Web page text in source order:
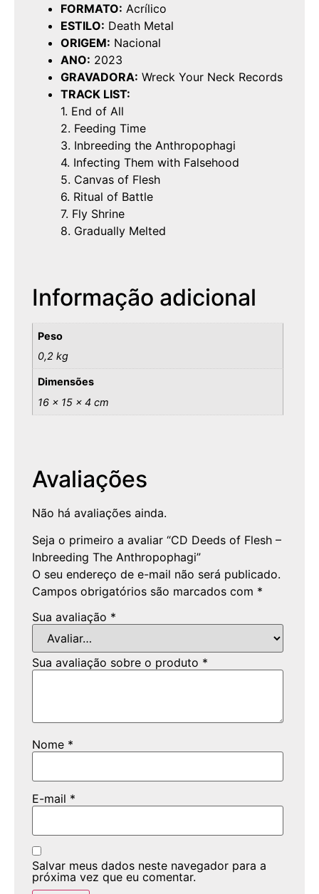
FORMATO: Acrílico
ESTILO: Death Metal
ORIGEM: Nacional
ANO: 2023
GRAVADORA: Wreck Your Neck Records
TRACK LIST:
1. End of All
2. Feeding Time
3. Inbreeding the Anthropophagi
4. Infecting Them with Falsehood
5. Canvas of Flesh
6. Ritual of Battle
7. Fly Shrine
8. Gradually Melted
Informação adicional
Peso
0,2 kg
Dimensões
16 × 15 × 4 cm
Avaliações
Não há avaliações ainda.
Seja o primeiro a avaliar “CD Deeds of Flesh –
Inbreeding The Anthropophagi”
O seu endereço de e-mail não será publicado.
Campos obrigatórios são marcados com *
Sua avaliação *
Sua avaliação sobre o produto *
Nome *
E-mail *
Salvar meus dados neste navegador para a
próxima vez que eu comentar.